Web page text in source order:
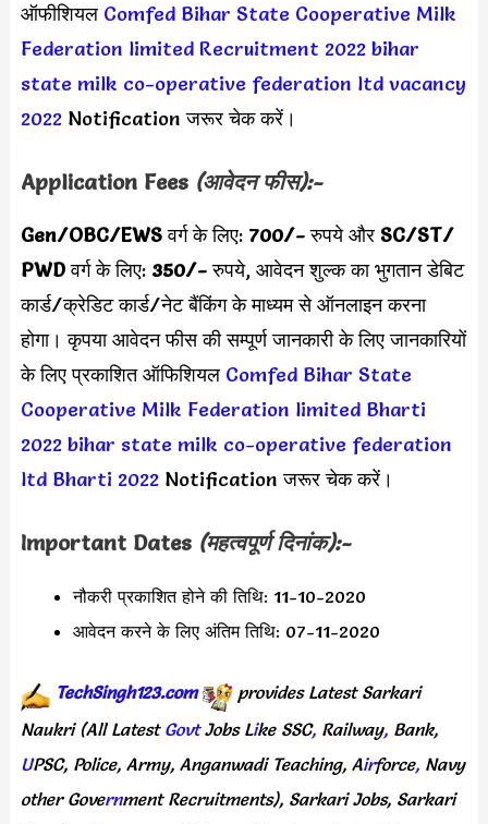
ऑफीशियल Comfed Bihar State Cooperative Milk
Federation limited Recruitment 2022 bihar
state milk co-operative federation ltd vacancy
2022Notification जरूर चेक करें।
Application Fees (आवेदन फीस):-
Gen/OBC/EWSवर्ग के लिए:700/-रुपये औरSC/ST/
PWD वर्ग के लिए:350/-रुपये, आवेदन शुल्क का भुगतान डेबिट
कार्ड/क्रेडिट कार्ड/नेट बैंकिंग के माध्यम से ऑनलाइन करना
होगा। कृपया आवेदन फीस की सम्पूर्ण जानकारी के लिए जानकारियों
के लिए प्रकाशित ऑफिशियल Comfed Bihar State
Cooperative Milk Federation limited Bharti
2022 bihar state milk co-operative federation
ltd Bharti 2022Notification जरूर चेक करें।
Important Dates (महत्वपूर्ण दिनांक):-
नौकरी प्रकाशित होने की तिथि: 11-10-2020
आवेदन करने के लिए अंतिम तिथि: 07-11-2020
TechSingh123.com provides Latest Sarkari
Naukri (All Latest Govt Jobs Like SSC, Railway, Bank,
UPSC, Police, Army, Anganwadi Teaching, Airforce, Navy
other Government Recruitments), Sarkari Jobs, Sarkari